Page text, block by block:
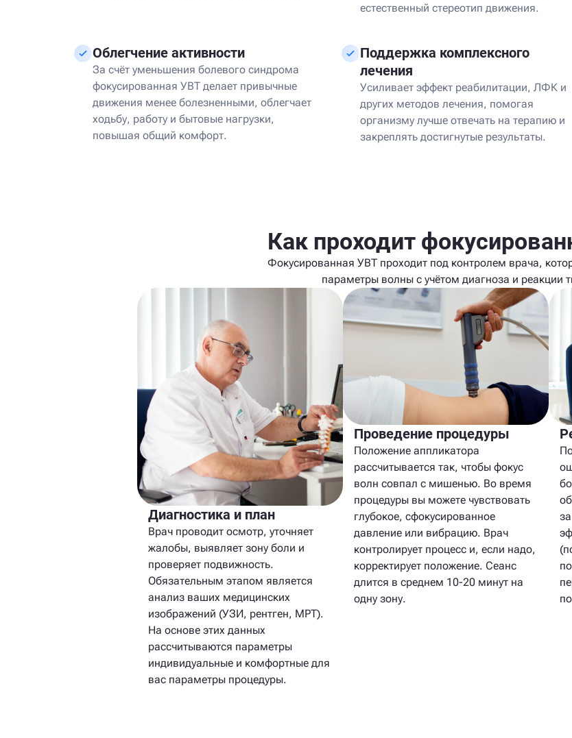
естественный стереотип движения.
Облегчение активности
За счёт уменьшения болевого синдрома
фокусированная УВТ делает привычные
движения менее болезненными, облегчает
ходьбу, работу и бытовые нагрузки,
повышая общий комфорт.
Поддержка комплексного
лечения
Усиливает эффект реабилитации, ЛФК и
других методов лечения, помогая
организму лучше отвечать на терапию и
закреплять достигнутые результаты.
Как проходит
Фокусированная УВТ проходит под контролем врача,
параметры волны с учётом диагноза и реакции
Диагностика и план
Врач проводит осмотр, уточняет
жалобы, выявляет зону боли и
проверяет подвижность.
Обязательным этапом является
анализ ваших медицинских
изображений (УЗИ, рентген, МРТ).
На основе этих данных
рассчитываются параметры
индивидуальные и комфортные для
вас параметры процедуры.
Проведение процедуры
Положение аппликатора
рассчитывается так, чтобы фокус
волн совпал с мишенью. Во время
процедуры вы можете чувствовать
глубокое, сфокусированное
давление или вибрацию. Врач
контролирует процесс и, если надо,
корректирует положение. Сеанс
длится в среднем 10-20 минут на
одну зону.